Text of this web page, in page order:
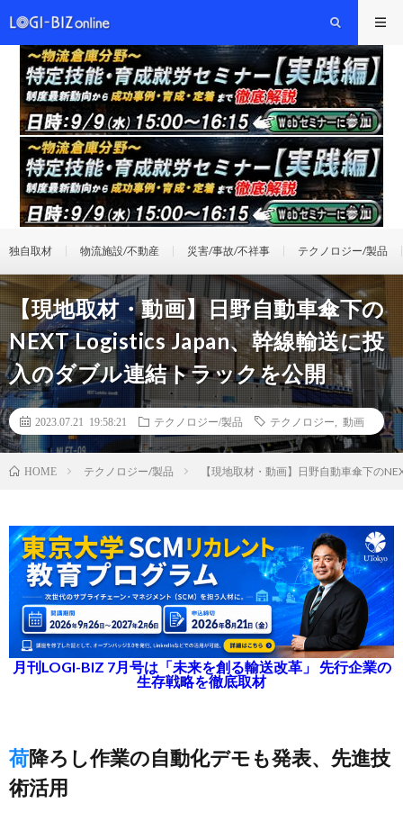
独自取材 物流施設/不動産 災害/事故/不祥事 テクノロジー/製品
【現地取材・動画】日野自動車傘下の
NEXT Logistics Japan、幹線輸送に投
入のダブル連結トラックを公開
2023.07.21 19:58:21 テクノロジー/製品 テクノロジー 動画
HOME テクノロジー/製品 【現地取材・動画】日野自動車傘下の
月刊LOGI-BIZ 7月号は「未来を創る輸送改革」 先行企業の
生存戦略を徹底取材
荷降ろし作業の自動化デモも発表、先進技
術活用